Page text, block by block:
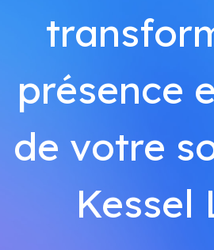
présence
de votre
Kessel